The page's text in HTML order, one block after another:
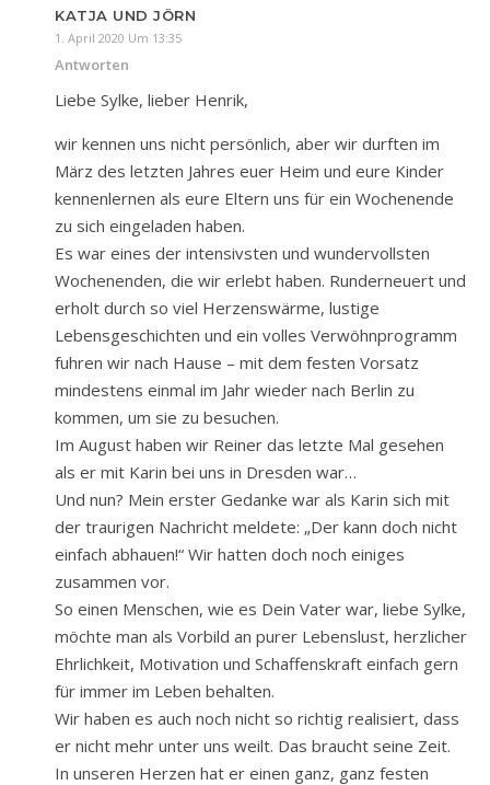
KATJA UND JÖRN
1. April 2020 Um 13:35
Antworten
Liebe Sylke, lieber Henrik,
wir kennen uns nicht persönlich, aber wir durften im
März des letzten Jahres euer Heim und eure Kinder
kennenlernen als eure Eltern uns für ein Wochenende
zu sich eingeladen haben.
Es war eines der intensivsten und wundervollsten
Wochenenden, die wir erlebt haben. Runderneuert und
erholt durch so viel Herzenswärme, lustige
Lebensgeschichten und ein volles Verwöhnprogramm
fuhren wir nach Hause – mit dem festen Vorsatz
mindestens einmal im Jahr wieder nach Berlin zu
kommen, um sie zu besuchen.
Im August haben wir Reiner das letzte Mal gesehen
als er mit Karin bei uns in Dresden war…
Und nun? Mein erster Gedanke war als Karin sich mit
der traurigen Nachricht meldete: „Der kann doch nicht
einfach abhauen!“ Wir hatten doch noch einiges
zusammen vor.
So einen Menschen, wie es Dein Vater war, liebe Sylke,
möchte man als Vorbild an purer Lebenslust, herzlicher
Ehrlichkeit, Motivation und Schaffenskraft einfach gern
für immer im Leben behalten.
Wir haben es auch noch nicht so richtig realisiert, dass
er nicht mehr unter uns weilt. Das braucht seine Zeit.
In unseren Herzen hat er einen ganz, ganz festen